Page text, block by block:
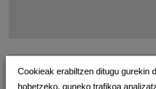
Cookieak erabiltzen ditugu gurekin
hobetzeko, guneko trafikoa